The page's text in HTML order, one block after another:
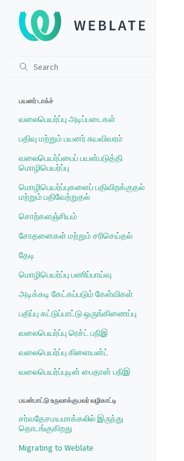
பயனர் டாக்ச்
வலைபெயர்ப்பு அடிப்படைகள்
பதிவு மற்றும் பயனர் சுயவிவரம்
வலைபெயர்ப்பைப் பயன்படுத்தி
மொழிபெயர்ப்பு
மொழிபெயர்ப்புகளைப் பதிவிறக்குதல்
மற்றும் பதிவேற்றுதல்
சொற்களஞ்சியம்
சோதனைகள் மற்றும் சரிசெய்தல்
தேடி
மொழிபெயர்ப்பு பணிப்பாய்வு
அடிக்கடி கேட்கப்படும் கேள்விகள்
பதிப்பு கட்டுப்பாட்டு ஒருங்கிணைப்பு
வலைபெயர்ப்பு ரெச்ட் பநிஇ
வலைபெயர்ப்பு கிளையன்ட்
வலைபெயர்ப்புடின் பைதான் பநிஇ
பயன்பாட்டு உருவாக்குபவர் வழிகாட்டி
சர்வதேசமயமாக்கலில் இருந்து
தொடங்குகிறது
Migrating to Weblate